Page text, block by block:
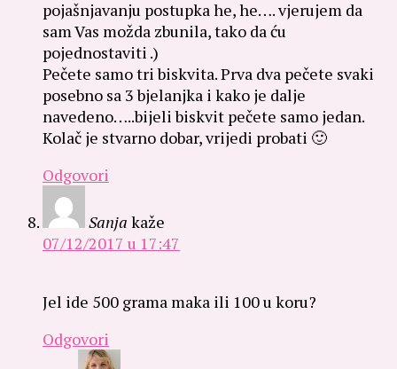
pojašnjavanju postupka he, he…. vjerujem da
sam Vas možda zbunila, tako da ću
pojednostaviti .)
Pečete samo tri biskvita. Prva dva pečete svaki
posebno sa 3 bjelanjka i kako je dalje
navedeno…..bijeli biskvit pečete samo jedan.
Kolač je stvarno dobar, vrijedi probati 🙂
Odgovori
Sanja kaže
07/12/2017 u 17:47
Jel ide 500 grama maka ili 100 u koru?
Odgovori